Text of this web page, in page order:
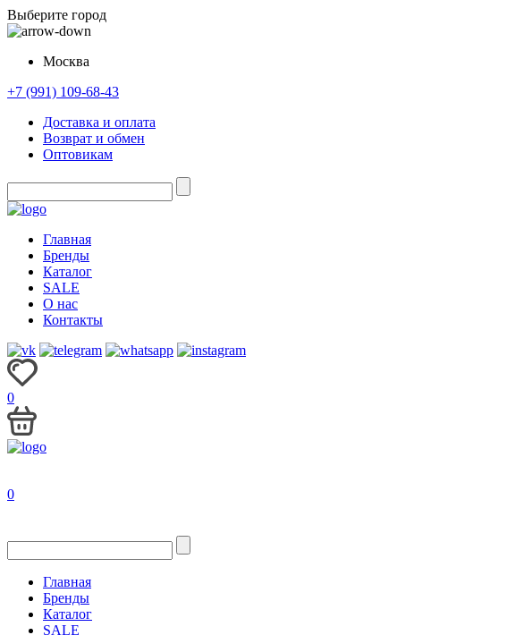
Выберите город
Москва
+7 (991) 109-68-43
Доставка и оплата
Возврат и обмен
Оптовикам
Главная
Бренды
Каталог
SALE
О нас
Контакты
0
0
Главная
Бренды
Каталог
SALE